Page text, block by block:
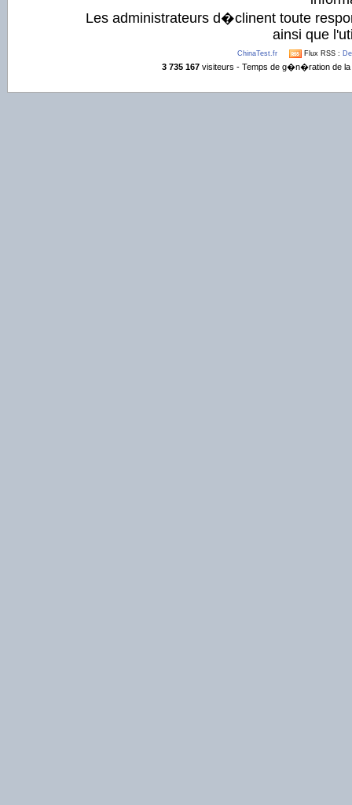
Les administrateurs d�clinent toute
ainsi que
ChinaTest.fr Flux RSS :
3 735 167visiteurs - Temps de g�n�ration de